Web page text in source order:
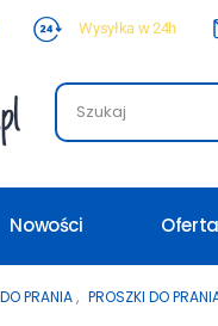
Wysyłka w 24h
Nowości
PRANIA, PROSZKI DO